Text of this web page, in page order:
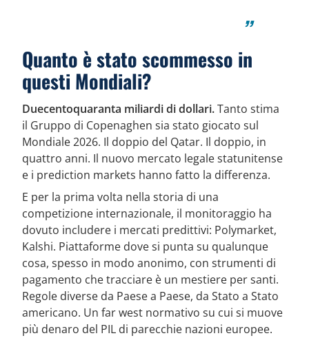
Quanto è stato scommesso in
questi Mondiali?
Duecentoquaranta miliardi di dollari.Tanto stima
il Gruppo di Copenaghen sia stato giocato sul
Mondiale 2026. Il doppio del Qatar. Il doppio, in
quattro anni. Il nuovo mercato legale statunitense
e i prediction markets hanno fatto la differenza.
E per la prima volta nella storia di una
competizione internazionale, il monitoraggio ha
dovuto includere i mercati predittivi: Polymarket,
Kalshi. Piattaforme dove si punta su qualunque
cosa, spesso in modo anonimo, con strumenti di
pagamento che tracciare è un mestiere per santi.
Regole diverse da Paese a Paese, da Stato a Stato
americano. Un far west normativo su cui si muove
più denaro del PIL di parecchie nazioni europee.